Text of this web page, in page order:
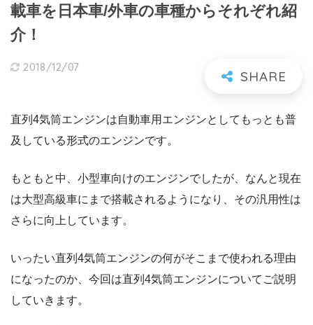
載車を日本車/外車の車種からそれぞれ紹
介！
2018/12/07
直列4気筒エンジンは自動車用エンジンとしてもっとも普
及している形式のエンジンです。
もともと中、小型車向けのエンジンでしたが、なんと現在
は大型高級車にまで搭載されるようになり、その汎用性は
さらに向上しています。
いったい直列4気筒エンジンの何がそこまで使われる理由
になったのか、今回は直列4気筒エンジンについてご説明
していきます。